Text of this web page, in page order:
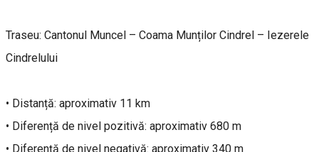
Traseu: Cantonul Muncel – Coama Munților Cindrel – Iezerele
Cindrelului
• Distanță: aproximativ 11 km
• Diferență de nivel pozitivă: aproximativ 680 m
• Diferență de nivel negativă: aproximativ 340 m